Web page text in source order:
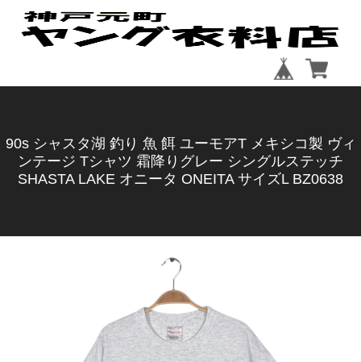
90s シャスタ湖 釣り 魚 餌 ユーモアT メキシコ製 ヴィ
ンテージ Tシャツ 霜降りグレー シングルステッチ
SHASTA LAKE オニータ ONEITA サイズL BZ0638